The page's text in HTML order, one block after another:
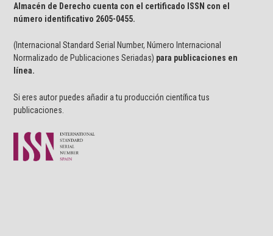
Almacén de Derecho cuenta con el certificado ISSN con el
número identificativo 2605-0455.
(Internacional Standard Serial Number, Número Internacional
Normalizado de Publicaciones Seriadas) para publicaciones en
línea.
Si eres autor puedes añadir a tu producción científica tus
publicaciones.